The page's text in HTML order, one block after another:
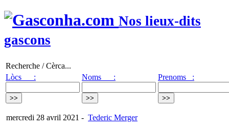
Nos lieux-dits
gascons
Recherche / Cèrca...
Lòcs :
Noms : Prenoms :
mercredi 28 avril 2021 - Tederic Merger